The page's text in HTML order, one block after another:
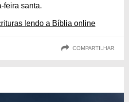
feira santa.
lendo a Bíblia online
COMPARTILHAR